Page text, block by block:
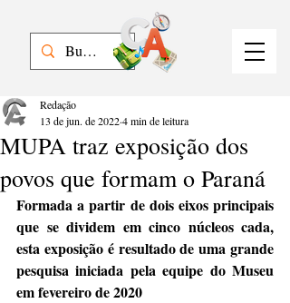
MUPA traz exposição dos
povos que formam o Paraná
Redação
13 de jun. de 20224 min de leitura
Formada a partir de dois eixos principais
que se dividem em cinco núcleos cada,
esta exposição é resultado de uma grande
pesquisa iniciada pela equipe do Museu
em fevereiro de 2020